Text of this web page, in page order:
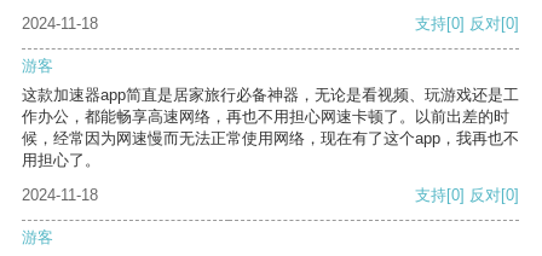
2024-11-18
支持[0] 反对[0]
游客
这款加速器app简直是居家旅行必备神器，无论是看视频、玩游戏还是工
作办公，都能畅享高速网络，再也不用担心网速卡顿了。以前出差的时
候，经常因为网速慢而无法正常使用网络，现在有了这个app，我再也不
用担心了。
2024-11-18
支持[0] 反对[0]
游客